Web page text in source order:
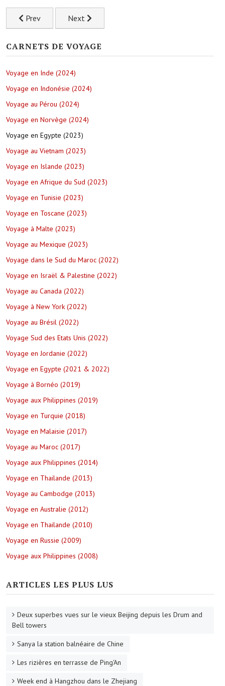
Previous article: On s’installe quelques jours à Cusco, la
Prev Next article: Les îles Paracas au large de la
Next
CARNETS DE VOYAGE
Voyage en Inde (2024)
Voyage en Indonésie (2024)
Voyage au Pérou (2024)
Voyage en Norvège (2024)
Voyage en Egypte (2023)
Voyage au Vietnam (2023)
Voyage en Islande (2023)
Voyage en Afrique du Sud (2023)
Voyage en Tunisie (2023)
Voyage en Toscane (2023)
Voyage à Malte (2023)
Voyage au Mexique (2023)
Voyage dans le Sud du Maroc (2022)
Voyage en Israël & Palestine (2022)
Voyage au Canada (2022)
Voyage à New York (2022)
Voyage au Brésil (2022)
Voyage Sud des Etats Unis (2022)
Voyage en Jordanie (2022)
Voyage en Egypte (2021 & 2022)
Voyage à Bornéo (2019)
Voyage aux Philippines (2019)
Voyage en Turquie (2018)
Voyage en Malaisie (2017)
Voyage au Maroc (2017)
Voyage aux Philippines (2014)
Voyage en Thailande (2013)
Voyage au Cambodge (2013)
Voyage en Australie (2012)
Voyage en Thailande (2010)
Voyage en Russie (2009)
Voyage aux Philippines (2008)
ARTICLES LES PLUS LUS
Deux superbes vues sur le vieux Beijing depuis les Drum and
Bell towers
Sanya la station balnéaire de Chine
Les rizières en terrasse de Ping'An
Week end à Hangzhou dans le Zhejiang